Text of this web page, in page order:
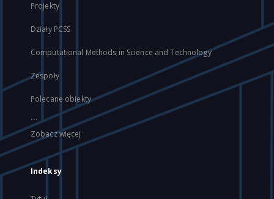
Projekty
Działy PCSS
Computational Methods in Science and Technology
Zespoły
Polecane obiekty
...
Zobacz więcej
Indeksy